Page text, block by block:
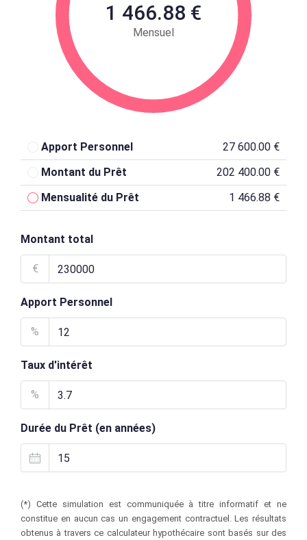
1 466.88 €
Mensuel
Apport Personnel
27 600.00 €
Montant du Prêt
202 400.00 €
Mensualité du Prêt
1 466.88 €
Montant total
€
Apport Personnel
%
Taux d'intérêt
%
Durée du Prêt (en années)
(*) Cette simulation est communiquée à titre informatif et ne
constitue en aucun cas un engagement contractuel. Les résultats
obtenus à travers ce calculateur hypothécaire sont basés sur des